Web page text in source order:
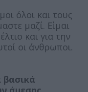
όλοι και τους
μαζί. Είμαι
και για την
οι άνθρωποι.
βασικά